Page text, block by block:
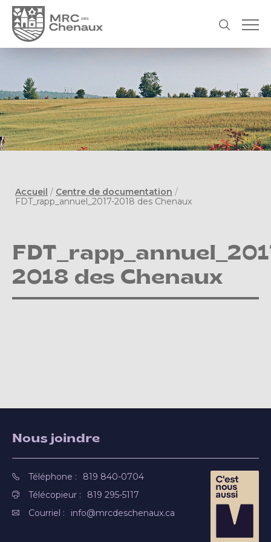
Accueil / Centre de documentation /
FDT_rapp_annuel_2017-2018 des Chenaux
2018 des Chenaux
Nous joindre
Téléphone :
819 840-0704
Télécopieur :
819 295-5117
Courriel :
info@mrcdeschenaux.ca